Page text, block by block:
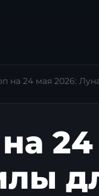
на 24 мая 2026: